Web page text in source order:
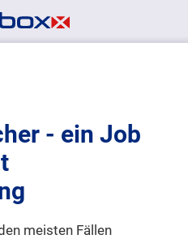
- ein Job
meisten Fällen